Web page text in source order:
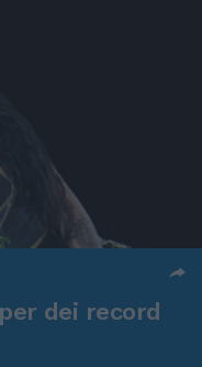
dei record